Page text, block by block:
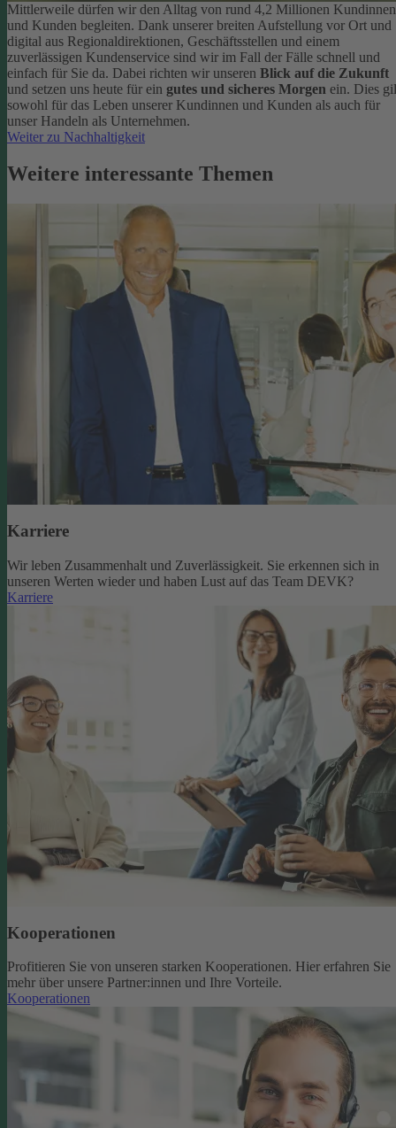
Mittlerweile dürfen wir den Alltag von rund 4,2 Millionen Kundinnen
und Kunden begleiten. Dank unserer breiten Aufstellung vor Ort und
digital aus Regionaldirektionen, Geschäftsstellen und einem
zuverlässigen Kundenservice sind wir im Fall der Fälle schnell und
einfach für Sie da. Dabei richten wir unseren Blick auf die Zukunft
und setzen uns heute für ein gutes und sicheres Morgen ein. Dies
sowohl für das Leben unserer Kundinnen und Kunden als auch für
unser Handeln als Unternehmen.
Weiter zu Nachhaltigkeit
Weitere interessante Themen
Karriere
Wir leben Zusammenhalt und Zuverlässigkeit. Sie erkennen sich in
unseren Werten wieder und haben Lust auf das Team DEVK?
Karriere
Kooperationen
Profitieren Sie von unseren starken Kooperationen. Hier erfahren Sie
mehr über unsere Partner:innen und Ihre Vorteile.
Kooperationen